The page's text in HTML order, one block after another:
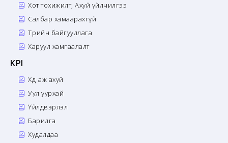
Хот тохижилт, Ахуй үйлчилгээ
Салбар хамаарахгүй
Төрийн байгууллага
Харуул хамгаалалт
KPI
Хөдөө аж ахуй
Уул уурхай
Үйлдвэрлэл
Барилга
Худалдаа